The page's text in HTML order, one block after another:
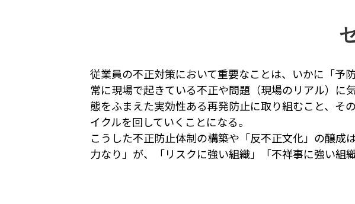
従業員の不正対策において重要なことは、いかに「予
常に現場で起きている不正や問題（現場のリアル）
態をふまえた実効性ある再発防止に取り組むこと、そ
イクルを回していくことになる。
こうした不正防止体制の構築や「反不正文化」の醸
力なり」が、「リスクに強い組織」「不祥事に強い組